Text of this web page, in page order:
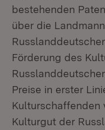
bestehenden
über die
Förderung des
Preise in erster
Kulturschaffenden
Kulturgut der